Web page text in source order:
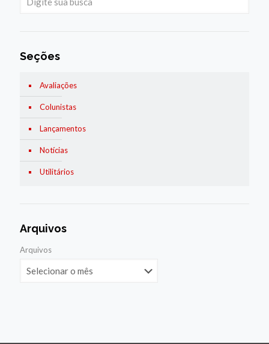
Seções
Avaliações
Colunistas
Lançamentos
Notícias
Utilitários
Arquivos
Arquivos